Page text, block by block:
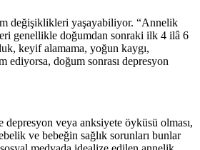
değişiklikleri yaşayabiliyor. “Annelik
genellikle doğumdan sonraki ilk 4 ilâ 6
keyif alamama, yoğun kaygı,
doğum sonrası depresyon
veya anksiyete öyküsü olması,
ve bebeğin sağlık sorunları bunlar